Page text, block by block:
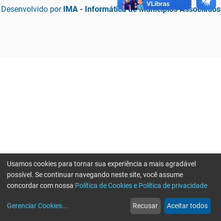
Desenvolvido por IMA - Informática de Municípios Associados
web
Notícias
more_horiz
Mais
Usamos cookies para tornar sua experiência a mais agradável
possível. Se continuar navegando neste site, você assume
concordar com nossa Política de Cookies e Política de privacidade
Gerenciar Cookies... Recusar Aceitar todos
Erro ao enviar informações, por favor tente novamente